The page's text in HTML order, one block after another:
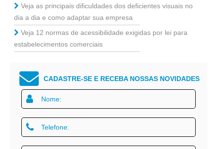
Veja as principais dificuldades dos deficientes visuais no
dia a dia e como adaptar sua empresa
Veja 12 normas de acessibilidade exigidas por lei para
estabelecimentos comerciais
CADASTRE-SE E RECEBA NOSSAS NOVIDADES